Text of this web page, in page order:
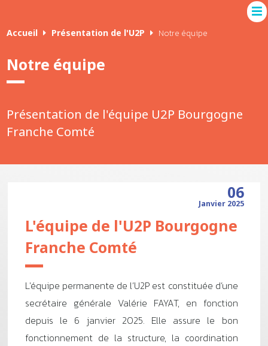
Accueil Présentation de l'U2P Notre équipe
Notre équipe
Présentation de l'équipe U2P Bourgogne
Franche Comté
06
Janvier 2025
L'équipe de l'U2P Bourgogne
Franche Comté
L'équipe permanente de l’U2P est constituée d’une
secrétaire générale Valérie FAYAT, en fonction
depuis le 6 janvier 2025. Elle assure le bon
fonctionnement de la structure, la coordination